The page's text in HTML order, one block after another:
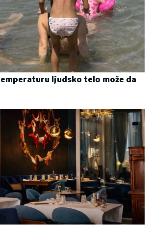
ljudsko telo može da